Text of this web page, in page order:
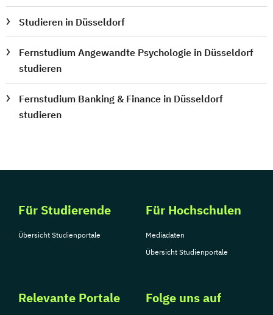
Studieren in Düsseldorf
Fernstudium Angewandte Psychologie in Düsseldorf
studieren
Fernstudium Banking & Finance in Düsseldorf
studieren
Für Studierende
Übersicht Studienportale
Für Hochschulen
Mediadaten
Übersicht Studienportale
Relevante Portale Folge uns auf